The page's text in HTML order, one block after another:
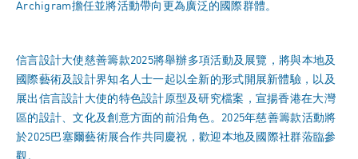
Archigram擔任並將活動帶向更為廣泛的國際群體。
信言設計大使慈善籌款2025將舉辦多項活動及展覽，將與本地及
國際藝術及設計界知名人士一起以全新的形式開展新體驗，以及
展出信言設計大使的特色設計原型及研究檔案，宣揚香港在大灣
區的設計、文化及創意方面的前沿角色。2025年慈善籌款活動將
於2025巴塞爾藝術展合作共同慶祝，歡迎本地及國際社群蒞臨參
觀。